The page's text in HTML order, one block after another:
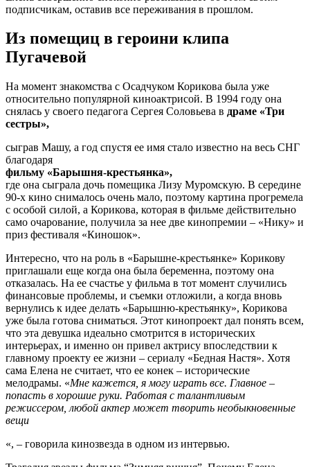
подписчикам, оставив все переживания в прошлом.
Из помещиц в героини клипа
Пугачевой
На момент знакомства с Осадчуком Корикова была уже
относительно популярной киноактрисой. В 1994 году она
снялась у своего педагога Сергея Соловьева в драме «Три
сестры»,
сыграв Машу, а год спустя ее имя стало известно на весь СНГ
благодаря
фильму «Барышня-крестьянка»,
где она сыграла дочь помещика Лизу Муромскую. В середине
90-х кино снималось очень мало, поэтому картина прогремела
с особой силой, а Корикова, которая в фильме действительно
само очарование, получила за нее две кинопремии – «Нику» и
приз фестиваля «Киношок».
Интересно, что на роль в «Барышне-крестьянке» Корикову
приглашали еще когда она была беременна, поэтому она
отказалась. На ее счастье у фильма в тот момент случились
финансовые проблемы, и съемки отложили, а когда вновь
вернулись к идее делать «Барышню-крестьянку», Корикова
уже была готова сниматься. Этот кинопроект дал понять всем,
что эта девушка идеально смотрится в исторических
интерьерах, и именно он привел актрису впоследствии к
главному проекту ее жизни – сериалу «Бедная Настя». Хотя
сама Елена не считает, что ее конек – исторические
мелодрамы. «Мне кажется, я могу играть все. Главное –
попасть в хорошие руки. Работая с талантливым
режиссером, любой актер может творить необыкновенные
вещи
«, – говорила кинозвезда в одном из интервью.